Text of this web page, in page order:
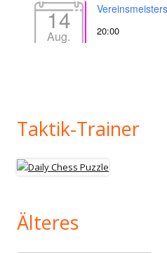
14
Aug. 20:00
Taktik-Trainer
Älteres